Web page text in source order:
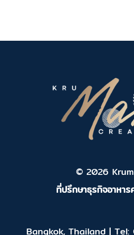
© 2026
ที่ปรึกษาธุรกิจอาหา
Bangkok, Thailand |